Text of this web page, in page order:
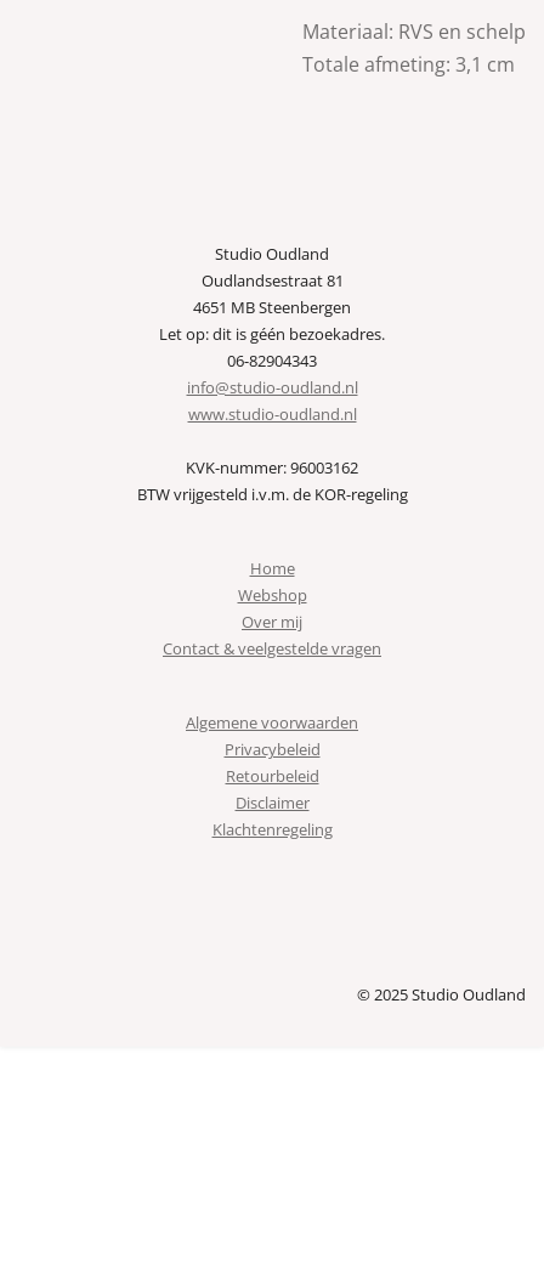
Materiaal: RVS en schelp
Totale afmeting: 3,1 cm
Studio Oudland
Oudlandsestraat 81
4651 MB Steenbergen
Let op: dit is géén bezoekadres.
06-82904343
info@studio-oudland.nl
www.studio-oudland.nl
KVK-nummer: 96003162
BTW vrijgesteld i.v.m. de KOR-regeling
Home
Webshop
Over mij
Contact & veelgestelde vragen
Algemene voorwaarden
Privacybeleid
Retourbeleid
Disclaimer
Klachtenregeling
© 2025 Studio Oudland